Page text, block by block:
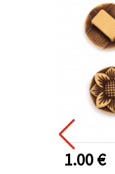
1.00 €